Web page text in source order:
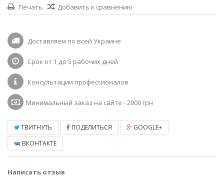
Печать Добавить к сравнению
Доставляем по всей Украине
Срок от 1 до 5 рабочих дней
Консультации профессионалов
Минимальный заказ на сайте - 2000 грн
ТВИТНУТЬ ПОДЕЛИТЬСЯ
GOOGLE+
ВКОНТАКТЕ
Написать отзыв